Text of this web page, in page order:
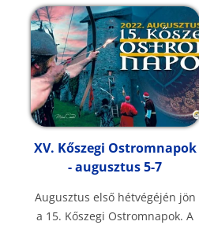
XV. Kőszegi Ostromnapok
- augusztus 5-7
Augusztus első hétvégéjén jön
a 15. Kőszegi Ostromnapok. A